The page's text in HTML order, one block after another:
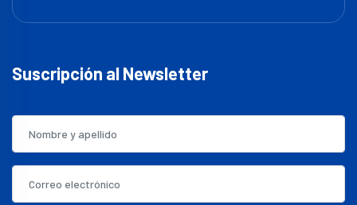
Suscripción al Newsletter